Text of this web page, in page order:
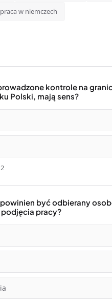
praca w niemczech
kontrole na
Polski, mają sens?
być odbierany
pracy?